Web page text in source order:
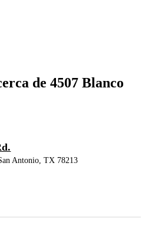
de 4507 Blanco
Antonio, TX 78213